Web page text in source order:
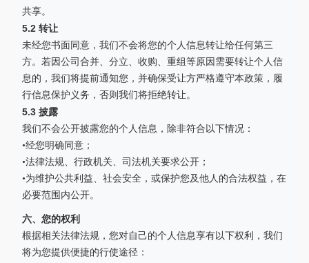
共享。
5.2 转让
未经您书面同意，我们不会将您的个人信息转让给任何第三
方。若因公司合并、分立、收购、重组等原因需要转让个人信
息的，我们将提前通知您，并确保受让方严格遵守本政策，履
行信息保护义务，否则我们将拒绝转让。
5.3 披露
我们不会公开披露您的个人信息，除非符合以下情况：
•经您明确同意；
•法律法规、行政机关、司法机关要求公开；
•为维护公共利益、社会安全，或保护您及他人的合法权益，在
必要范围内公开。
六、您的权利
根据相关法律法规，您对自己的个人信息享有以下权利，我们
将为您提供便捷的行使途径：